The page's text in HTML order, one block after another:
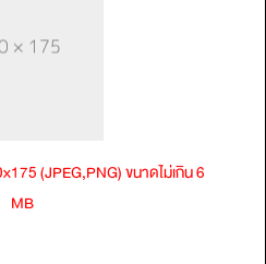
(JPEG,PNG) ขนาดไม่เกิน 6
MB